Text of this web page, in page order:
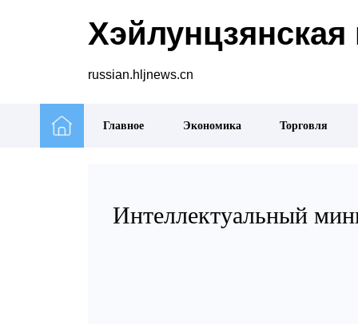
Хэйлунцзянская
russian.hljnews.cn
Главное Экономика Торговля
Интеллектуальный